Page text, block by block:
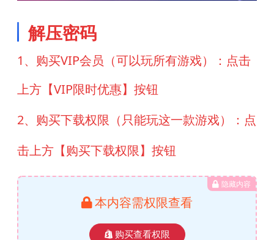
解压密码
1、购买VIP会员（可以玩所有游戏）：点击
上方【VIP限时优惠】按钮
2、购买下载权限（只能玩这一款游戏）：点
击上方【购买下载权限】按钮
隐藏内容
本内容需权限查看
购买查看权限